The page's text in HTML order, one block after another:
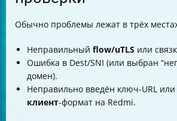
Обычно проблемы лежат в трёх
Неправильный flow/uTLS или
Ошибка в Dest/SNI (или выбран
домен).
Неправильно введён ключ-URL
клиент-формат на Redmi.